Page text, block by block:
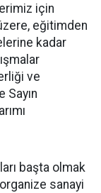
için
eğitimden
kadar
ve
Sayın
başta olmak
sanayi